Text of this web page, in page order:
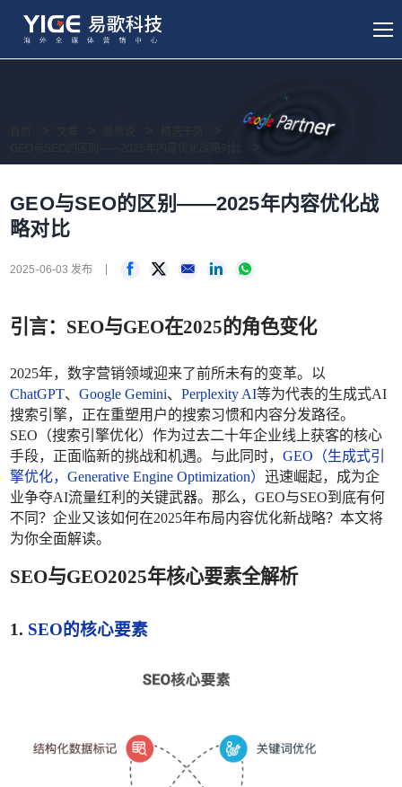
GEO与SEO的区别——2025年内容优化战
略对比
2025-06-03 发布
引言： SEO与GEO在2025的角色变化
2025年，数字营销领域迎来了前所未有的变革。以
ChatGPT、Google Gemini、Perplexity AI等为代表的生成式AI
搜索引擎，正在重塑用户的搜索习惯和内容分发路径。
SEO（搜索引擎优化）作为过去二十年企业线上获客的核心
手段，正面临新的挑战和机遇。与此同时，GEO（生成式引
擎优化，Generative Engine Optimization）迅速崛起，成为企
业争夺AI流量红利的关键武器。那么，GEO与SEO到底有何
不同？企业又该如何在2025年布局内容优化新战略？本文将
为你全面解读。
SEO与GEO2025年核心要素全解析
1. SEO的核心要素